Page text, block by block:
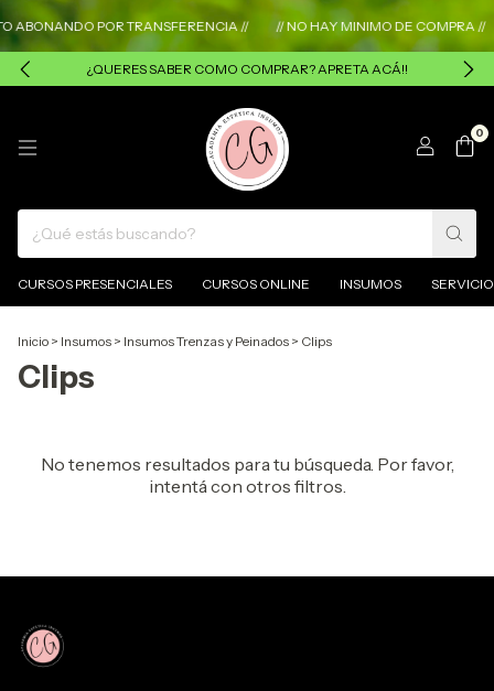
ABONANDO POR TRANSFERENCIA // // NO HAY MINIMO DE COMPRA //
¿QUERES SABER COMO COMPRAR? APRETA ACÁ!!
0
CURSOS PRESENCIALES CURSOS ONLINE INSUMOS
Inicio > Insumos > Insumos Trenzas y Peinados > Clips
Clips
No tenemos resultados para tu búsqueda. Por favor,
intentá con otros filtros.